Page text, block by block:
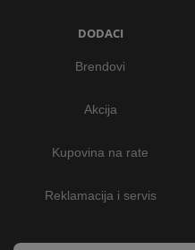
DODACI
Brendovi
Akcija
Kupovina na rate
Reklamacija i servis